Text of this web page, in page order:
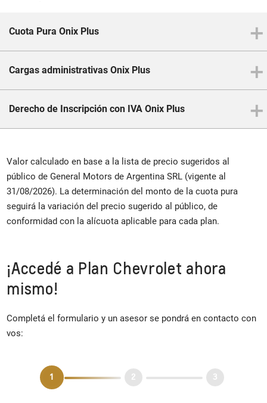
Cuota Pura Onix Plus
Cargas administrativas Onix Plus
Derecho de Inscripción con IVA Onix Plus
Valor calculado en base a la lista de precio sugeridos al
público de General Motors de Argentina SRL (vigente al
31/08/2026). La determinación del monto de la cuota pura
seguirá la variación del precio sugerido al público, de
conformidad con la alícuota aplicable para cada plan.
¡Accedé a Plan Chevrolet ahora
mismo!
Completá el formulario y un asesor se pondrá en contacto con
vos: